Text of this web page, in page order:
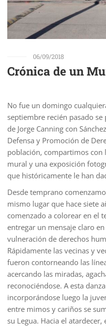
06/09/2018
Crónica de un
No fue un domingo
septiembre recién pasado
de Jorge Canning con
Defensa y Promoción de
población, compartimos con
mural y una exposición
que históricamente le han
Desde temprano
mismo lugar que hace siete
comenzado a colorear en el
entregar un mensaje claro
vulneración de derechos
Rápidamente las vecinas y
fueron contorneando las
acercando las miradas,
reconociéndose. A esta
incorporándose luego la
entre mimos y cariños se
su Legua. Hacia el